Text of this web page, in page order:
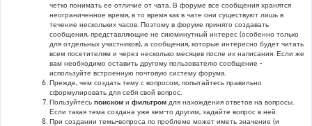
четко понимать ее отличие от чата. В форуме все сообщения хранятся
неограниченное время, в то время как в чате они существуют лишь в
течение нескольких часов. Поэтому в форуме принято создавать
сообщения, представляющие не сиюминутный интерес (особенно только
для отдельных участников), а сообщения, которые интересно будет читать
всем посетителям и через несколько месяцев после их написания. Если же
вам необходимо оставить другому пользователю сообщение -
используйте встроенную почтовую систему форума.
Прежде, чем создать тему с вопросом, попытайтесь правильно
сформулировать для себя свой вопрос.
Пользуйтесь поиском и фильтром для нахождения ответов на вопросы.
Если такая тема создана уже кем-то другим, задайте вопрос в ней.
При создании темы-вопроса по проблеме может иметь значение (и